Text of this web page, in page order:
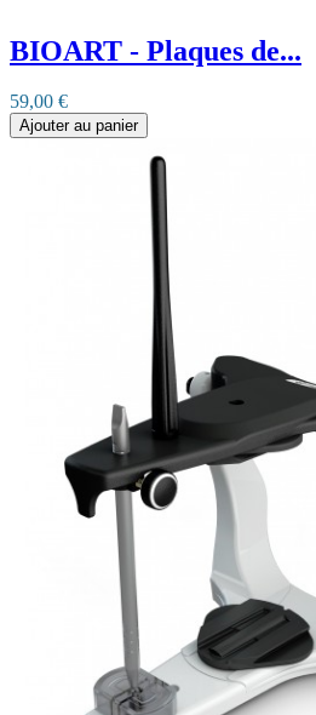
BIOART - Plaques de...
59,00 €
Ajouter au panier